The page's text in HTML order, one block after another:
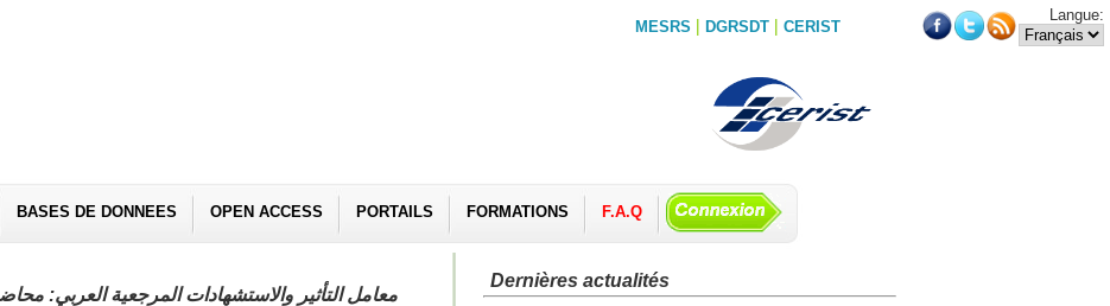
MESRS | DGRSDT | CERIST
Langue:
BASES DE DONNEES OPEN ACCESS PORTAILS FORMATIONS F.A.Q
معامل التأثير والاستشهادات المرجعية العربي: محاضرة
Dernières actualités